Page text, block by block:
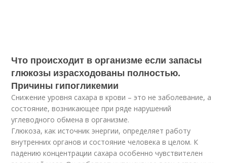
Что происходит в организме если запасы
глюкозы израсходованы полностью.
Причины гипогликемии
Снижение уровня сахара в крови – это не заболевание, а
состояние, возникающее при ряде нарушений
углеводного обмена в организме.
Глюкоза, как источник энергии, определяет работу
внутренних органов и состояние человека в целом. К
падению концентрации сахара особенно чувствителен